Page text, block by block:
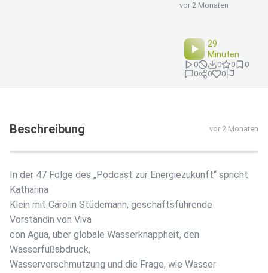
vor 2 Monaten
29
Minuten
0 0 0
0
0
0 0
Beschreibung vor 2 Monaten
In der 47 Folge des „Podcast zur Energiezukunft“ spricht
Katharina
Klein mit Carolin Stüdemann, geschäftsführende
Vorständin von Viva
con Agua, über globale Wasserknappheit, den
Wasserfußabdruck,
Wasserverschmutzung und die Frage, wie Wasser